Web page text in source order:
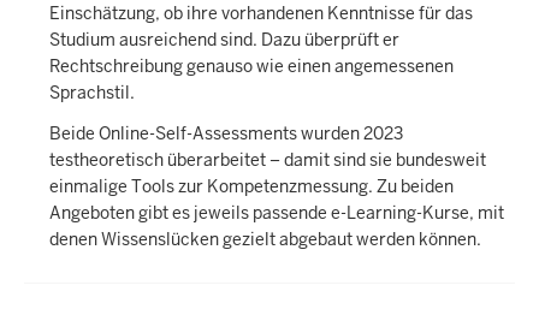
Einschätzung, ob ihre vorhandenen Kenntnisse für das
Studium ausreichend sind. Dazu überprüft er
Rechtschreibung genauso wie einen angemessenen
Sprachstil.
Beide Online-Self-Assessments wurden 2023
testheoretisch überarbeitet – damit sind sie bundesweit
einmalige Tools zur Kompetenzmessung. Zu beiden
Angeboten gibt es jeweils passende e-Learning-Kurse, mit
denen Wissenslücken gezielt abgebaut werden können.